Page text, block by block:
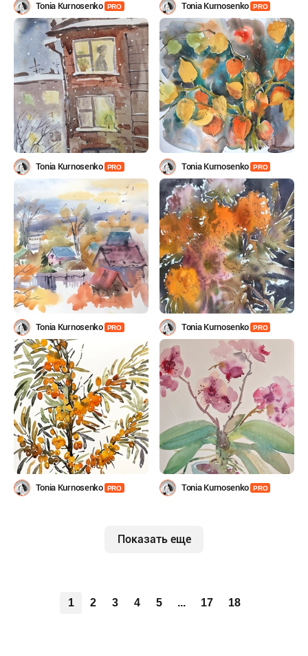
Tonia Kurnosenko PRO Tonia Kurnosenko PRO
Tonia Kurnosenko PRO Tonia Kurnosenko PRO
Tonia Kurnosenko PRO Tonia Kurnosenko PRO
Tonia Kurnosenko PRO Tonia Kurnosenko PRO
Показать еще
1 2 3 4 5 ... 17 18